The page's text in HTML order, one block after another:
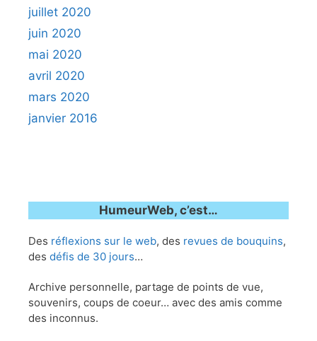
juillet 2020
juin 2020
mai 2020
avril 2020
mars 2020
janvier 2016
HumeurWeb, c’est…
Des réflexions sur le web, des revues de bouquins,
des défis de 30 jours…
Archive personnelle, partage de points de vue,
souvenirs, coups de coeur… avec des amis comme
des inconnus.